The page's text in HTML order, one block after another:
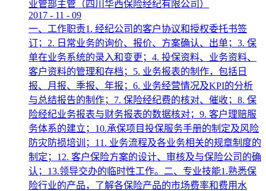
业管部主管（四川华西保险经纪有限公司）
2017 - 11 - 09
一、工作职责1. 经纪公司的客户协议和授权委托书签
订；2. 日常业务的询价、报价、方案确认、出单；3. 保
单在业务系统的录入和变更；4. 投保资料、业务资料、
客户资料的管理和存档；5. 业务报表的制作，包括日
报、月报、季报、年报；6. 业务经营情况及KPI的分析
与总结报告的制作；7. 保险经纪费的核对、催收；8. 保
险经纪业务报表与财务报表的数据核对；9. 客户理赔服
务体系的建立；10.承保项目投保服务手册的制定及风险
防灾防损培训；11. 业务流程及各业务相关的规章制度的
制定；12. 客户保险方案的设计、审核及与保险公司的确
认；13.领导交办的临时性工作。二、专业技能1.熟悉保
险行业的产品，了解各保险产品的市场费率和费用水